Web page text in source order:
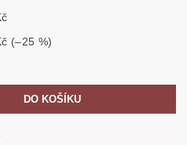
(–25 %)